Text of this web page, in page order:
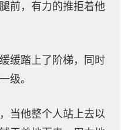
前，有力的推拒着他
缓踏上了阶梯，同时
级。
当他整个人站上去以